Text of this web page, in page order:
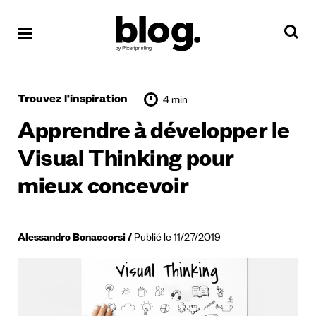
Trouvez l'inspiration 4 min
Apprendre à développer le
Visual Thinking pour
mieux concevoir
Alessandro Bonaccorsi Publié le 11/27/2019